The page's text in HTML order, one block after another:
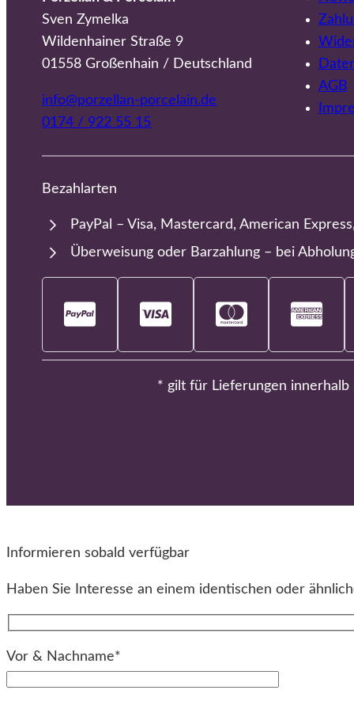
Sven Zymelka
Wildenhainer Straße 9
01558 Großenhain / Deutschland
info@porzellan-porcelain.de
0174 / 922 55 15
AGB
Bezahlarten
PayPal – Visa, Mastercard, American
Überweisung oder Barzahlung – bei
* gilt für Lieferungen
Informieren sobald verfügbar
Haben Sie Interesse an einem identischen oder
Vor & Nachname*